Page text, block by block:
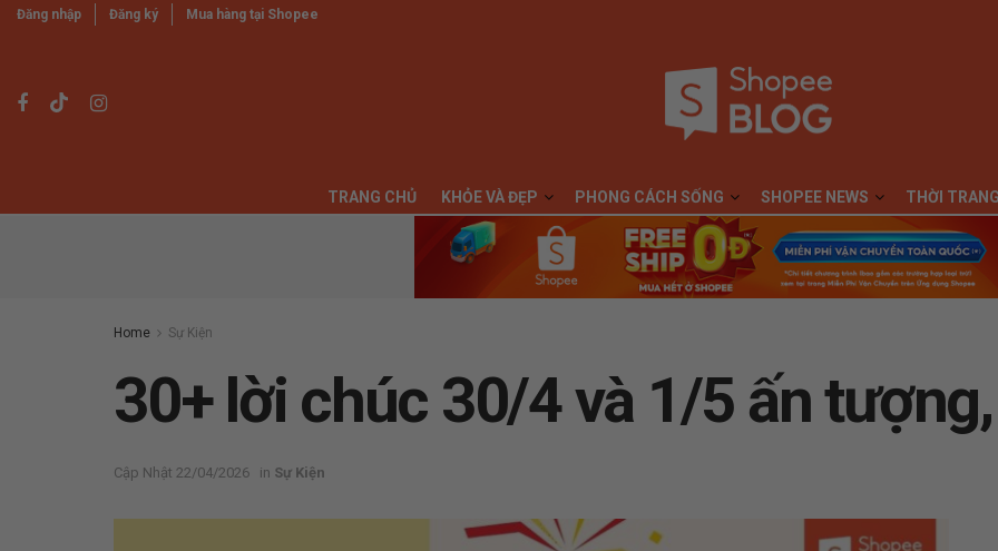
Đăng nhập Đăng ký Mua hàng tại Shopee
TRANG CHỦ KHỎE VÀ ĐẸP PHONG CÁCH SỐNG SHOPEE NEWS THỜI
Home Sự Kiện
30+ lời chúc 30/4 và 1/5 ấn
22/04/2026 in Sự Kiện